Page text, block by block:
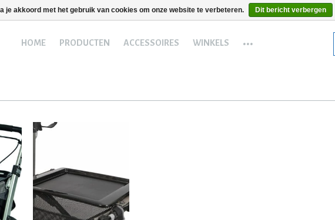
HOME PRODUCTEN ACCESSOIRES WINKELS ...
je akkoord met het gebruik van cookies om onze website te verbeteren. Dit bericht verbergen